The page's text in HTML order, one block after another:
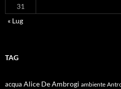
31
« Lug
TAG
acqua Alice De Ambrogi ambiente